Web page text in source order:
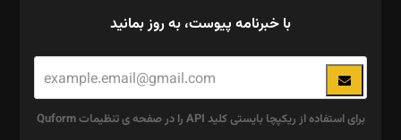
با خبرنامه پیوست، به روز بمانید
برای استفاده از ریکپچا بایستی کلید API را در صفحه ی تنظیمات Quform